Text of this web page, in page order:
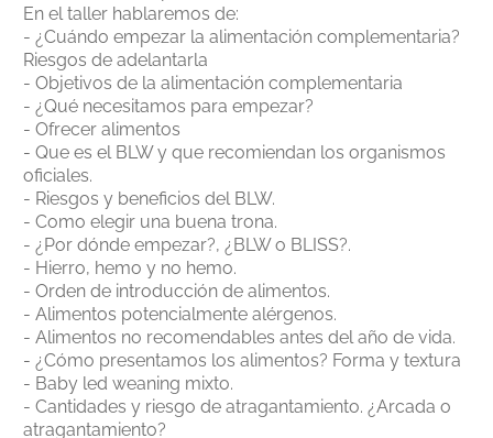
En el taller hablaremos de:
- ¿Cuándo empezar la alimentación complementaria?
Riesgos de adelantarla
- Objetivos de la alimentación complementaria
- ¿Qué necesitamos para empezar?
- Ofrecer alimentos
- Que es el BLW y que recomiendan los organismos
oficiales.
- Riesgos y beneficios del BLW.
- Como elegir una buena trona.
- ¿Por dónde empezar?, ¿BLW o BLISS?.
- Hierro, hemo y no hemo.
- Orden de introducción de alimentos.
- Alimentos potencialmente alérgenos.
- Alimentos no recomendables antes del año de vida.
- ¿Cómo presentamos los alimentos? Forma y textura
- Baby led weaning mixto.
- Cantidades y riesgo de atragantamiento. ¿Arcada o
atragantamiento?